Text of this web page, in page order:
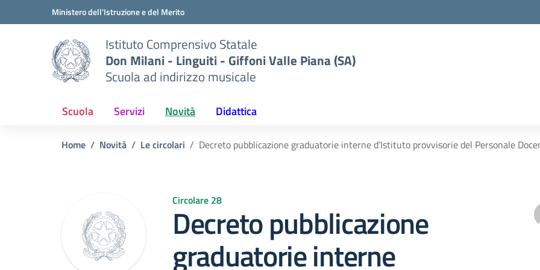
Vai ai contenuti
Vai al menu di navigazioneMinistero dell'Istruzione e del Merito
Istituto Comprensivo Statale
Don Milani - Linguiti - Giffoni Valle Piana (SA)
Scuola ad indirizzo musicale
Scuola Servizi Novità Didattica
Home Novità Le circolari Decreto pubblicazione graduatorie interne d’Istituto provvisorie del Personale
Circolare 28
Decreto pubblicazione
graduatorie interne